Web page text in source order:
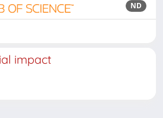
ND
impact